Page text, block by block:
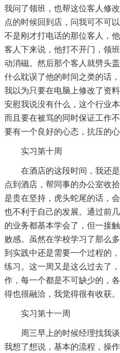
我问了领班，也帮这位客人修
点的时候回到店，问我可不可
不是刚才打电话的那位客人，
客人下来说，他打不开门，领
动消磁。然后那个客人就劈头
什么耽误了他的时间之类的话
我以为只要在电脑上修改了资
安慰我说没有什么，这个行业
而且要在被骂的同时保证工作
要有一个良好的心态，抗压的
实习第十周
在酒店的这段时间，我还
点到酒店，帮同事的办公室收
是贵在坚持，虎头蛇尾的话，
也不利于自己的发展。通过前
的业务都基本学会了，但一接
败感。虽然在学校学习了那么
到实践中还是需要一个过程的
练习。这一周又是这么过去了
作，每一个都是不可缺少的，
得也很融洽，我觉得很有收获。
实习第十一周
周三早上的时候经理找我
我想了想说，基本的流程，操